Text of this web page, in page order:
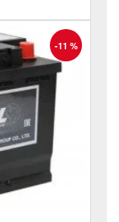
-11 %